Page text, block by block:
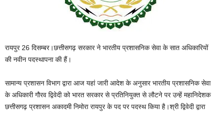
रायपुर 26 दिसम्बर।छत्तीसगढ़ सरकार ने भारतीय प्रशासनिक सेवा के सात अधिकारियों
की नवीन पदस्थापना की हैं।
सामान्य प्रशासन विभाग द्वारा आज यहां जारी आदेश के अनुसार भारतीय प्रशासनिक सेवा
के अधिकारी गौरव द्विवेदी को भारत सरकार से प्रतिनियुक्त से लौटने पर उन्हें महानिदेशक
छत्तीसगढ़ प्रशासन अकादमी निमोरा रायपुर के पद पर पदस्थ किया है।श्री द्विवेदी द्वारा